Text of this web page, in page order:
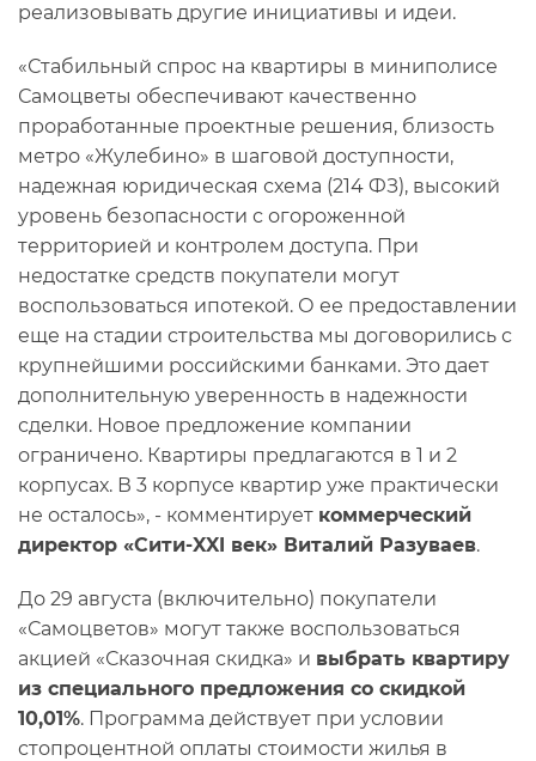
реализовывать другие инициативы и идеи.
«Стабильный спрос на квартиры в миниполисе
Самоцветы обеспечивают качественно
проработанные проектные решения, близость
метро «Жулебино» в шаговой доступности,
надежная юридическая схема (214 ФЗ), высокий
уровень безопасности с огороженной
территорией и контролем доступа. При
недостатке средств покупатели могут
воспользоваться ипотекой. О ее предоставлении
еще на стадии строительства мы договорились с
крупнейшими российскими банками. Это дает
дополнительную уверенность в надежности
сделки. Новое предложение компании
ограничено. Квартиры предлагаются в 1 и 2
корпусах. В 3 корпусе квартир уже практически
не осталось», - комментирует коммерческий
директор «Сити-XXI век» Виталий Разуваев.
До 29 августа (включительно) покупатели
«Самоцветов» могут также воспользоваться
акцией «Сказочная скидка» и выбрать квартиру
из специального предложения со скидкой
10,01%. Программа действует при условии
стопроцентной оплаты стоимости жилья в